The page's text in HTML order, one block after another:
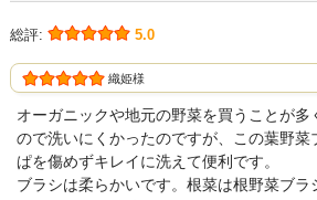
総評: 5.0
織姫様
オーガニックや地元の野菜を買うことが多
ので洗いにくかったのですが、この葉野菜
ぱを傷めずキレイに洗えて便利です。
ブラシは柔らかいです。根菜は根野菜ブラ